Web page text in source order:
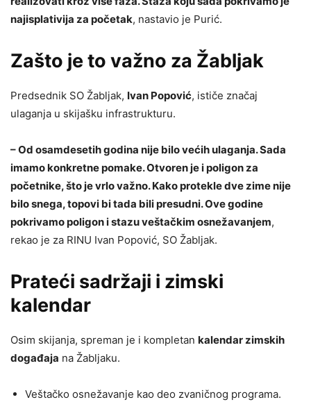
najisplativija za početak, nastavio je Purić.
Zašto je to važno za Žabljak
Predsednik SO Žabljak, Ivan Popović, ističe značaj
ulaganja u skijašku infrastrukturu.
– Od osamdesetih godina nije bilo većih ulaganja. Sada
imamo konkretne pomake. Otvoren je i poligon za
početnike, što je vrlo važno. Kako protekle dve zime nije
bilo snega, topovi bi tada bili presudni. Ove godine
pokrivamo poligon i stazu veštačkim osnežavanjem,
rekao je za RINU Ivan Popović, SO Žabljak.
Prateći sadržaji i zimski
kalendar
Osim skijanja, spreman je i kompletan kalendar zimskih
događaja na Žabljaku.
Veštačko osnežavanje kao deo zvaničnog programa.